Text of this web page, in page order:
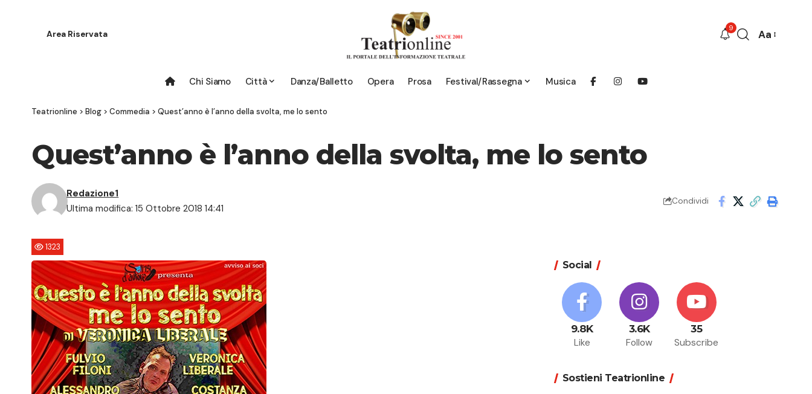
Area Riservata
9
Font
Aa
Chi Siamo Città Danza/Balletto Opera Prosa Festival/Rassegna Musica
Teatrionline > Blog > Commedia > Quest’anno è l’anno della svolta, me lo sento
Quest’anno è l’anno della svolta, me lo sento
Ultima modifica: 15 Ottobre 2018 14:41
Redazione1
Condividi
1323
Social
9.8K
Like
3.6K
Follow
35
Subscribe
Sostieni Teatrionline